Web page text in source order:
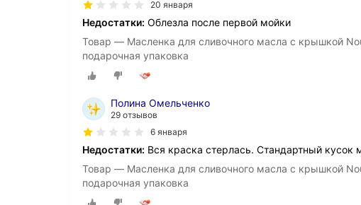
20 января
Недостатки: Облезла после первой мойки
Товар — Масленка для сливочного масла с крышкой
подарочная упаковка
Полина Омельченко
29 отзывов
6 января
Недостатки: Вся краска стерлась. Стандартный кусок
Товар — Масленка для сливочного масла с крышкой
подарочная упаковка